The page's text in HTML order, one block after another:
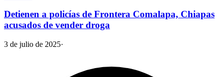
Detienen a policías de Frontera Comalapa, Chiapas
acusados de vender droga
3 de julio de 2025·